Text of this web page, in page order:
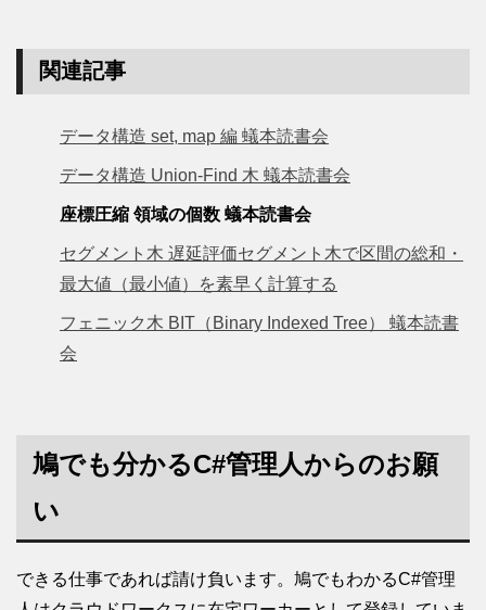
関連記事
データ構造 set, map 編 蟻本読書会
データ構造 Union-Find 木 蟻本読書会
座標圧縮 領域の個数 蟻本読書会
セグメント木 遅延評価セグメント木で区間の総和・
最大値（最小値）を素早く計算する
フェニック木 BIT（Binary Indexed Tree） 蟻本読書
会
鳩でも分かるC#管理人からのお願
い
できる仕事であれば請け負います。鳩でもわかるC#管理